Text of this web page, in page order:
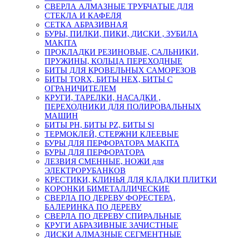
СВЕРЛА АЛМАЗНЫЕ ТРУБЧАТЫЕ ДЛЯ
СТЕКЛА И КАФЕЛЯ
СЕТКА АБРАЗИВНАЯ
БУРЫ, ПИЛКИ, ПИКИ, ДИСКИ , ЗУБИЛА
MAKITA
ПРОКЛАДКИ РЕЗИНОВЫЕ, САЛЬНИКИ,
ПРУЖИНЫ, КОЛЬЦА ПЕРЕХОДНЫЕ
БИТЫ ДЛЯ КРОВЕЛЬНЫХ САМОРЕЗОВ
БИТЫ TORX, БИТЫ НЕХ, БИТЫ С
ОГРАНИЧИТЕЛЕМ
КРУГИ, ТАРЕЛКИ, НАСАДКИ ,
ПЕРЕХОДНИКИ ДЛЯ ПОЛИРОВАЛЬНЫХ
МАШИН
БИТЫ PH, БИТЫ PZ, БИТЫ Sl
ТЕРМОКЛЕЙ, СТЕРЖНИ КЛЕЕВЫЕ
БУРЫ ДЛЯ ПЕРФОРАТОРА MAKITA
БУРЫ ДЛЯ ПЕРФОРАТОРА
ЛЕЗВИЯ СМЕННЫЕ, НОЖИ для
ЭЛЕКТРОРУБАНКОВ
КРЕСТИКИ, КЛИНЬЯ ДЛЯ КЛАДКИ ПЛИТКИ
КОРОНКИ БИМЕТАЛЛИЧЕСКИЕ
СВЕРЛА ПО ДЕРЕВУ ФОРЕСТЕРА,
БАЛЕРИНКА ПО ДЕРЕВУ
СВЕРЛА ПО ДЕРЕВУ СПИРАЛЬНЫЕ
КРУГИ АБРАЗИВНЫЕ ЗАЧИСТНЫЕ
ДИСКИ АЛМАЗНЫЕ СЕГМЕНТНЫЕ